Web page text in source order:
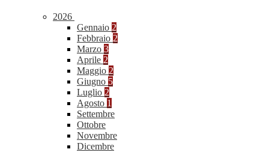
2026
Gennaio 2
Febbraio 2
Marzo 3
Aprile 2
Maggio 2
Giugno 5
Luglio 2
Agosto 1
Settembre
Ottobre
Novembre
Dicembre